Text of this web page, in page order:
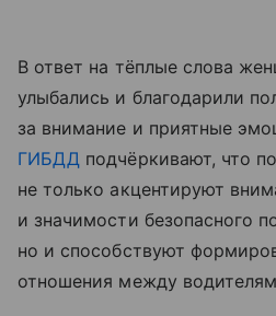
В ответ на тёплые слова
улыбались и благодарили
за внимание и приятные
ГИБДД подчёркивают, что
не только акцентируют
и значимости безопасного
но и способствуют
отношения между